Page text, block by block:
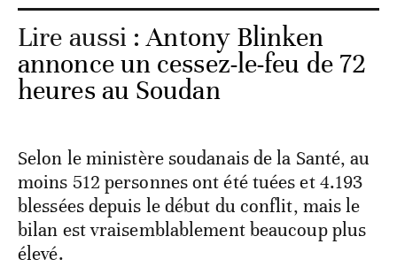
Lire aussi :Antony Blinken
annonce un cessez-le-feu de 72
heures au Soudan
Selon le ministère soudanais de la Santé, au
moins 512 personnes ont été tuées et 4.193
blessées depuis le début du conflit, mais le
bilan est vraisemblablement beaucoup plus
élevé.